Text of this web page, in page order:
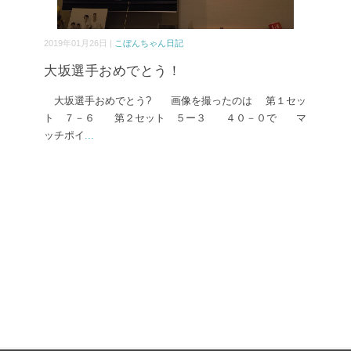
2019年01月26日 | こぼんちゃん日記
大坂選手おめでとう！
大坂選手おめでとう? 画像を撮ったのは 第１セッ
ト ７－６ 第２セット ５ー３ ４０－０で マ
ッチポイ ...